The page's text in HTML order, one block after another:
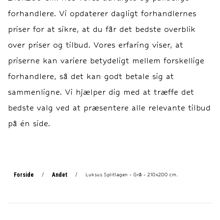
Vask og Vedligehol
Vask og Vedligehol
forhandlere. Vi opdaterer dagligt forhandlernes
priser for at sikre, at du får det bedste overblik
over priser og tilbud. Vores erfaring viser, at
priserne kan variere betydeligt mellem forskellige
forhandlere, så det kan godt betale sig at
sammenligne. Vi hjælper dig med at træffe det
bedste valg ved at præsentere alle relevante tilbud
på én side.
Forside / Andet / Luksus Splitlagen - Grå - 210x200 cm.